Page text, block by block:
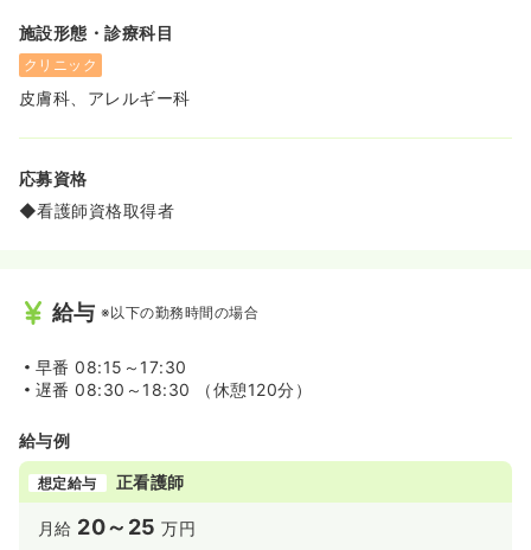
施設形態・診療科目
クリニック
皮膚科、アレルギー科
応募資格
◆看護師資格取得者
給与 ※以下の勤務時間の場合
早番 08:15～17:30
遅番 08:30～18:30 （休憩120分）
給与例
想定給与 正看護師
月給 20～25 万円